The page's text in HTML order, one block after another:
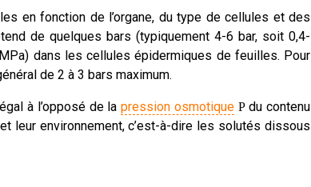
en fonction de l’organe, du type de cellules et des
de quelques bars (typiquement 4-6 bar, soit 0,4-
dans les cellules épidermiques de feuilles. Pour
de 2 à 3 bars maximum.
à l’opposé de lapression osmotique Pdu contenu
leur environnement, c’est-à-dire les solutés dissous